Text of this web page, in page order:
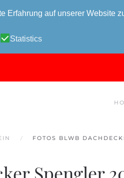
Erfahrung auf unserer Website
Statistics
FOTOS BLWB
Spengler